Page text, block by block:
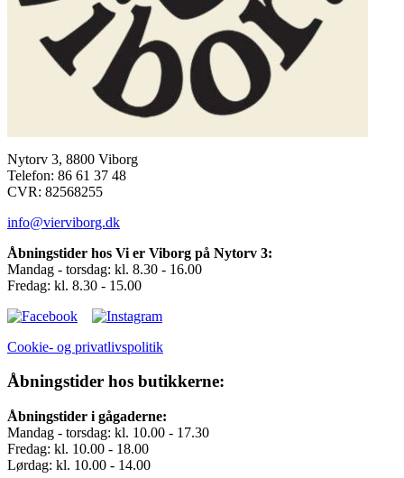
Nytorv 3, 8800 Viborg
Telefon: 86 61 37 48
CVR: 82568255
info@vierviborg.dk
Åbningstider hos Vi er Viborg på Nytorv 3:
Mandag - torsdag: kl. 8.30 - 16.00
Fredag: kl. 8.30 - 15.00
Cookie- og privatlivspolitik
Åbningstider hos butikkerne:
Åbningstider i gågaderne:
Mandag - torsdag: kl. 10.00 - 17.30
Fredag: kl. 10.00 - 18.00
Lørdag: kl. 10.00 - 14.00